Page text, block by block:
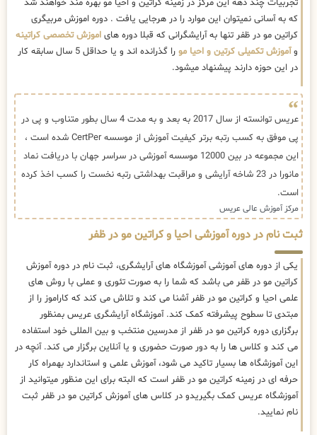
تجربیات چند دهه این مرکز در زمینه کراتین و احیا مو بهره مند خواهند شد
که به آسانی نمیتوان این موارد را در هرجایی یافت . دوره اموزش مربیگری
کراتین مو در ظفر تنها به آرایشگرانی که قبلا دوره های اموزش تخصصی کراتینه
وآموزش تکمیلی کرتین و احیا مو
را گذرانده اند و یا حداقل 5 سال سابقه کار
در این حوزه دارند پیشنهاد میشود.
عریس توانسته از سال 2017 به بعد و به مدت 4 سال بطور متناوب و پی در
پی موفق به کسب رتبه برتر کیفیت آموزش از موسسه CertPer شده است ،
این مجموعه در بین 12000 موسسه آموزشی در سراسر جهان با دریافت نماد
مانورا در 23 شاخه آرایشی و مراقبت بهداشتی رتبه نخست را کسب اخذ کرده
است.
مرکز آموزش عالی عریس
ثبت نام در دوره آموزشی احیا و کراتین مو در ظفر
یکی از دوره های آموزشی آموزشگاه های آرایشگری، ثبت نام در دوره آموزش
کراتین مو در ظفر می باشد که شما را به صورت تئوری و عملی با روش های
علمی احیا و کراتین مو در ظفر آشنا می کند و تلاش می کند که کاراموز را از
مبتدی تا سطوح پیشرفته کمک کند. آموزشگاه آرایشگری عریس بمنظور
برگزاری دوره کراتین مو در ظفر از مدرسین منتخب و بین المللی خود استفاده
می کند و کلاس ها را به دور صورت حضوری و یا آنلاین برگزار می کند. آنچه در
این آموزشگاه ها بسیار تاکید می شود، آموزش علمی و استاندارد بهمراه کار
حرفه ای در زمینه کراتین مو در ظفر است که البته برای این منظور میتوانید از
آموزشگاه عریس کمک بگیریدو در کلاس های آموزش کراتین مو در ظفر ثبت
نام نمایید.